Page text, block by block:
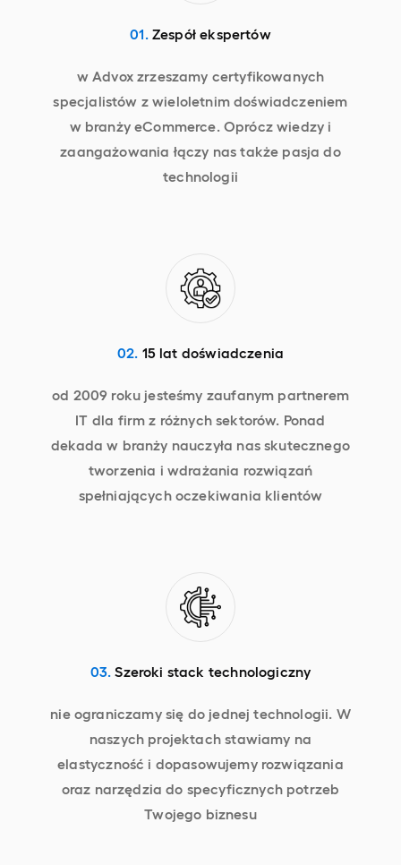
01.Zespół ekspertów
w Advox zrzeszamy certyfikowanych
specjalistów z wieloletnim doświadczeniem
w branży eCommerce. Oprócz wiedzy i
zaangażowania łączy nas także pasja do
technologii
02. 15 lat doświadczenia
od 2009 roku jesteśmy zaufanym partnerem
IT dla firm z różnych sektorów. Ponad
dekada w branży nauczyła nas skutecznego
tworzenia i wdrażania rozwiązań
spełniających oczekiwania klientów
03. Szeroki stack technologiczny
nie ograniczamy się do jednej technologii. W
naszych projektach stawiamy na
elastyczność i dopasowujemy rozwiązania
oraz narzędzia do specyficznych potrzeb
Twojego biznesu